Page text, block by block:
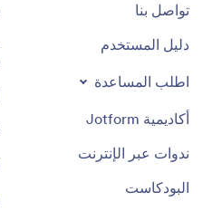
تواصل بنا
دليل المستخدم
اطلب المساعدة
أكاديمية Jotform
ندوات عبر الإنترنت
البودكاست